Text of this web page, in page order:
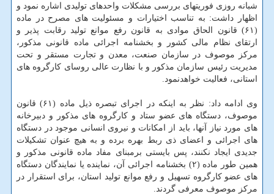
شبانه روزی فوریتهای بررسی مشکلات واحدهای تولیدی اشاره نمود و
اظهار داشت: به تناسب اختیارات و مسئولیت های مصرح در ماده
(۶۱) قانون الحاق موادی به قانون رفع موانع تولید رقابت پذیر و
ارتقای نظام مالی کشور و بخشنامه اجرائی ماده قانونی مذکور،
مرکز موصوف در سازمان صنعت، معدن و تجارت مستقر و تحت
مدیریت رئیس سازمان مذکور و با نظارت عالی روسای کارگروه های
استانی، فعالیت خواهدنمود.
وی ادامه داد: نظر به اینکه در اجرای تبصره ذیل ماده (۶۱) قانون
موصوف، دستگاه های عضو ستاد و کارگروه های مذکور و دبیرخانه
های مورد نیاز آنها، باید از امکانات و نیروی انسانی موجود در دستگاه
های اجرائی و اعضای ذی ربط بهره برده و به هیچ عنوان تشکیلات
جدیدی ایجاد نکنند، پس بایستی برمبنای مفاد ماده قانونی مذکور و
همین طور ماده (۲) بخشنامه اجرائی آن، نماینده یا نمایندگان دستگاه
های عضو کارگروه تسهیل و رفع موانع تولید استان، برای استقرار در
مرکز موصوف معرفی گردند.